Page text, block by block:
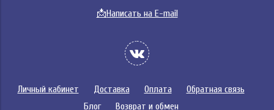
📩Написать на E-mail
Личный кабинет Доставка Оплата
Обратная связь
Блог
Возврат и обмен